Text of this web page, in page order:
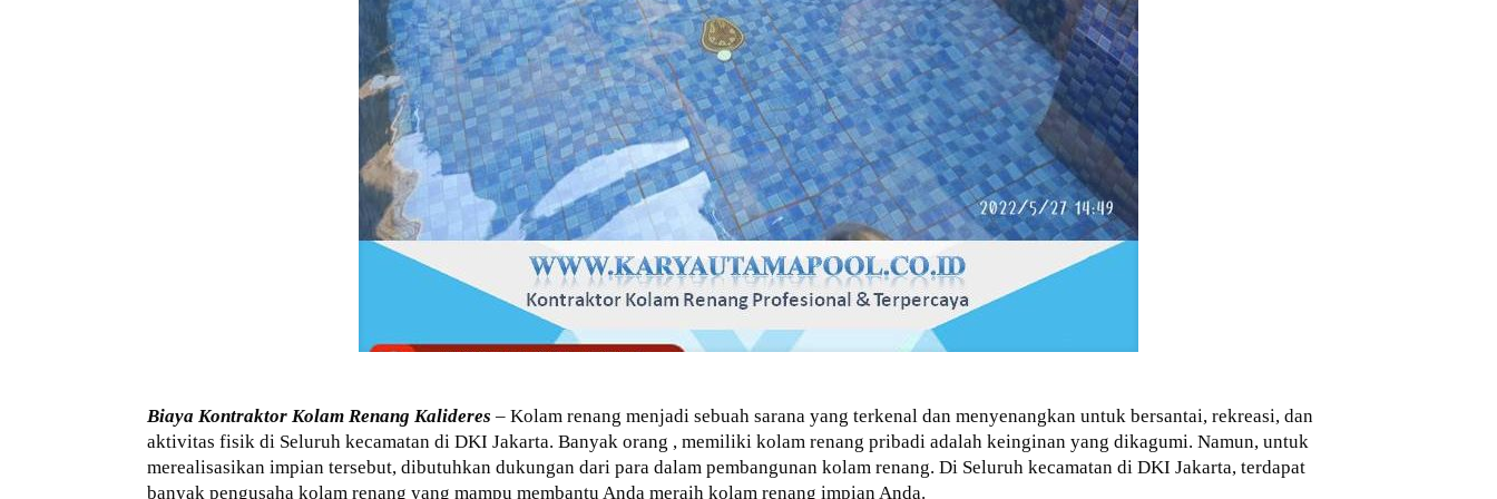
Biaya Kontraktor Kolam Renang Kalideres – Kolam renang menjadi sebuah sarana yang terkenal dan menyenangkan untuk bersantai, rekreasi, dan
aktivitas fisik di Seluruh kecamatan di DKI Jakarta. Banyak orang , memiliki kolam renang pribadi adalah keinginan yang dikagumi. Namun, untuk
merealisasikan impian tersebut, dibutuhkan dukungan dari para dalam pembangunan kolam renang. Di Seluruh kecamatan di DKI Jakarta, terdapat
banyak pengusaha kolam renang yang mampu membantu Anda meraih kolam renang impian Anda.